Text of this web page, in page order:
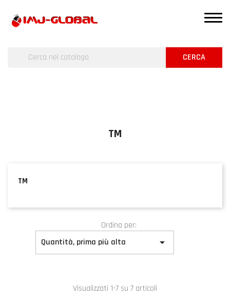
CERCA
TM
TM
Ordina per:
Quantità, prima più alta

Visualizzati 1-7 su 7 articoli